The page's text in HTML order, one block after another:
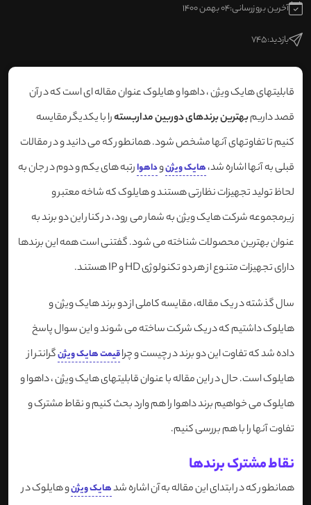
آخرین بروزرسانی:04 بهمن 1400
بازدید:745
قابلیتهای هایک ویژن ، داهوا و هایلوک عنوان مقاله ای است که در آن
قصد داریمبهترین برندهای دوربین مداربستهرا با یکدیگر مقایسه
کنیم تا تفاوتهای آنها مشخص شود. همانطور که می دانید و در مقالات
قبلی به آنها اشاره شد،هایک ویژنوداهوارتبه های یکم و دوم در جان به
لحاظ تولید تجهیزات نظارتی هستند و هایلوک که شاخه معتبر و
زیرمجموعه شرکت هایک ویژن به شمار می رود، در کنار این دو برند به
عنوان بهترین محصولات شناخته می شود. گفتنی است همه این برندها
دارای تجهیزات متنوع از هر دو تکنولوژی HD و IP هستند.
سال گذشته در یک مقاله، مقایسه کاملی از دو برند هایک ویژن و
هایلوک داشتیم که در یک شرکت ساخته می شوند و این سوال پاسخ
داده شد که تفاوت این دو برند در چیست و چراقیمت هایک ویژنگرانتر از
هایلوک است. حال در این مقاله با عنوان قابلیتهای هایک ویژن ، داهوا و
هایلوک می خواهیم برند داهوا را هم وارد بحث کنیم و نقاط مشترک و
تفاوت آنها را با هم بررسی کنیم.
نقاط مشترک برندها
همانطور که در ابتدای این مقاله به آن اشاره شدهایک ویژنو هایلوک در